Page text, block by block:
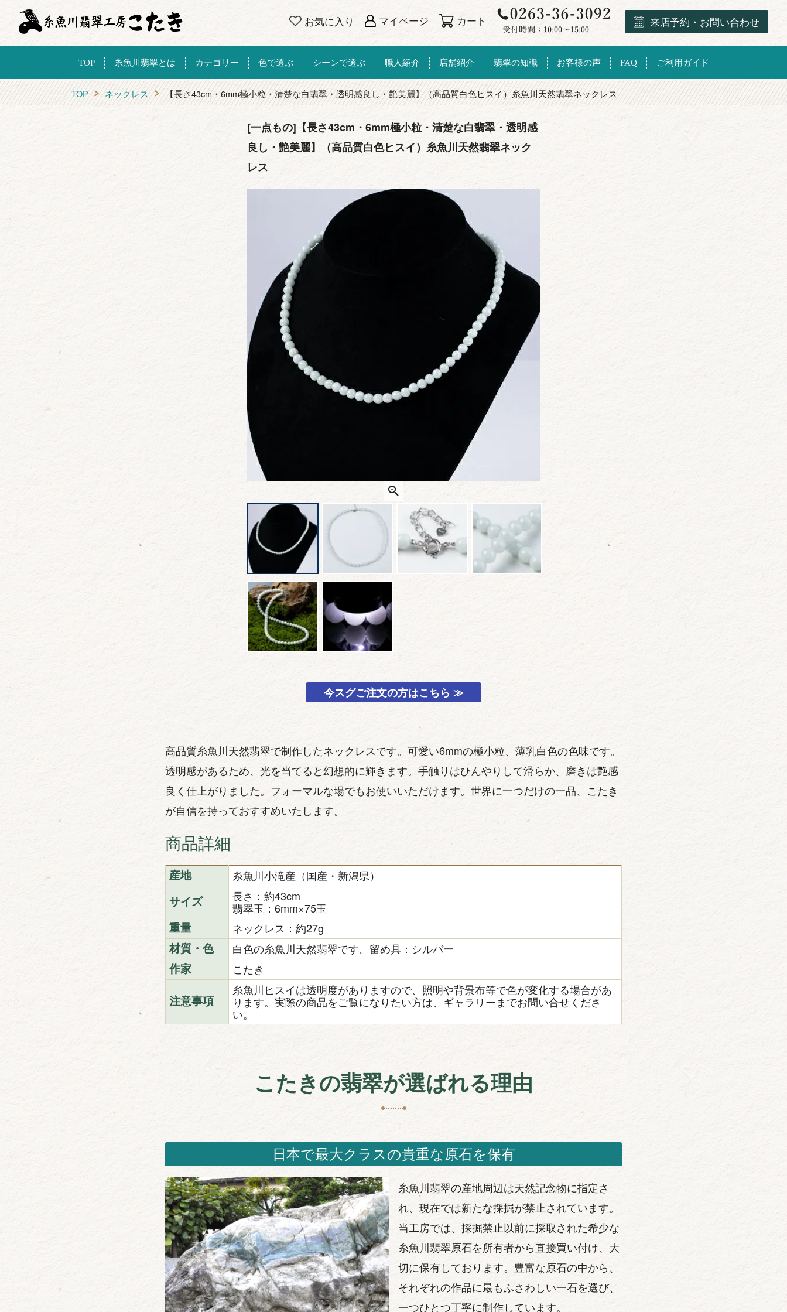
お気に入り マイページ カート 来店予約・お問い合わせ
TOP 糸魚川翡翠とは カテゴリー 色で選ぶ シーンで選ぶ 職人紹介 店舗紹介 翡翠の知識 お客様の声 FAQ ご利用ガイド
TOP ネックレス 【長さ43cm・6mm極小粒・清楚な白翡翠・透明感良し・艶美麗】（高品質白色ヒスイ）糸魚川天然翡翠ネックレス
[一点もの]【長さ43cm・6mm極小粒・清楚な白翡翠・透明感
良し・艶美麗】（高品質白色ヒスイ）糸魚川天然翡翠ネック
レス
今スグご注文の方はこちら ≫
高品質糸魚川天然翡翠で制作したネックレスです。可愛い6mmの極小粒、薄乳白色の色味です。
透明感があるため、光を当てると幻想的に輝きます。手触りはひんやりして滑らか、磨きは艶感
良く仕上がりました。フォーマルな場でもお使いいただけます。世界に一つだけの一品、こたき
が自信を持っておすすめいたします。
商品詳細
産地 糸魚川小滝産（国産・新潟県）
サイズ
長さ：約43cm
翡翠玉：6mm×75玉
重量 ネックレス：約27g
材質・色 白色の糸魚川天然翡翠です。留め具：シルバー
作家 こたき
注意事項
糸魚川ヒスイは透明度がありますので、照明や背景布等で色が変化する場合があ
ります。実際の商品をご覧になりたい方は、ギャラリーまでお問い合せくださ
い。
こたきの翡翠が選ばれる理由
日本で最大クラスの貴重な原石を保有
糸魚川翡翠の産地周辺は天然記念物に指定さ
れ、現在では新たな採掘が禁止されています。
当工房では、採掘禁止以前に採取された希少な
糸魚川翡翠原石を所有者から直接買い付け、大
切に保有しております。豊富な原石の中から、
それぞれの作品に最もふさわしい一石を選び、
一つひとつ丁寧に制作しています。